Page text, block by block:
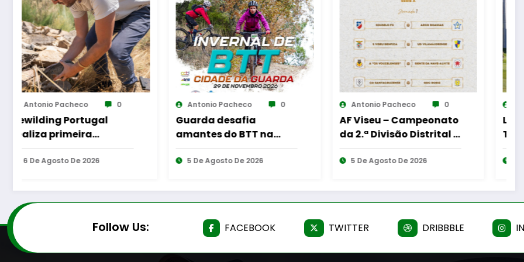
Antonio Pacheco
Guarda desafia
amantes do BTT na
mítica Invernal Cidade
da Guarda
5 De Agosto De 2026
Antonio Pacheco
AF Viseu – Campeonato
da 2.ª Divisão Distrital –
ISOJOFER sorteado
5 De Agosto De 2026
Antonio Pacheco
Liga 2 Meu Super – CD
Tondela – Amarante
FC- 2-1 FINAL
8 De Agosto De 2026
Follow Us: FACEBOOK TWITTER DRIBBBLE